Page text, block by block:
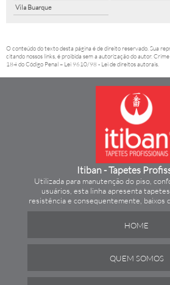
Vila Buarque
O conteúdo do texto desta página é de direito reservado. Sua
citando nossos links, é proibida sem a autorização do autor.
184 do Código Penal – Lei 9610/98 - Lei de direitos autorais.
Itiban - Tapetes
Utilizada para manutenção do piso,
usuários, esta linha apresenta
resistência e consequentemente, baixos
HOME
QUEM SOMOS